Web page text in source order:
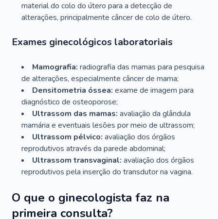
material do colo do útero para a detecção de
alterações, principalmente câncer de colo de útero.
Exames ginecológicos laboratoriais
Mamografia: radiografia das mamas para pesquisa
de alterações, especialmente câncer de mama;
Densitometria óssea: exame de imagem para
diagnóstico de osteoporose;
Ultrassom das mamas: avaliação da glândula
mamária e eventuais lesões por meio de ultrassom;
Ultrassom pélvico: avaliação dos órgãos
reprodutivos através da parede abdominal;
Ultrassom transvaginal: avaliação dos órgãos
reprodutivos pela inserção do transdutor na vagina.
O que o ginecologista faz na
primeira consulta?